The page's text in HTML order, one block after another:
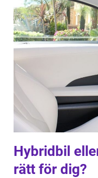
Hybridbil
rätt för dig?